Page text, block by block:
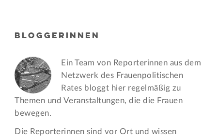
BLOGGERINNEN
Ein Team von Reporterinnen aus dem
Netzwerk des Frauen­politischen
Rates bloggt hier regelmäßig zu
Themen und Veran­staltungen, die die Frauen
bewegen.
Die Reporterinnen sind vor Ort und wissen